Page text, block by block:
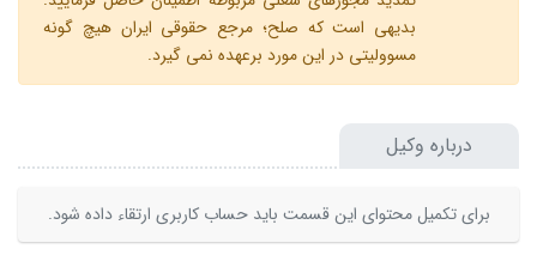
بدیهی است که صلح؛ مرجع حقوقی ایران هیچ گونه
مسوولیتی در این مورد برعهده نمی گیرد.
درباره وکیل
برای تکمیل محتوای این قسمت باید حساب کاربری ارتقاء داده شود.